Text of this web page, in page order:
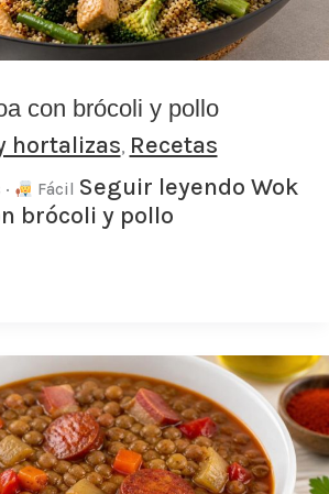
con brócoli y pollo
hortalizas, Recetas
Fácil Seguir leyendo Wok
brócoli y pollo